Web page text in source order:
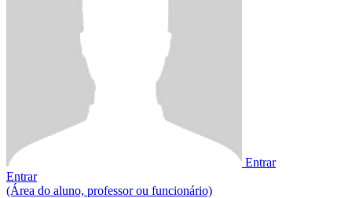
Entrar
Entrar
(Área do aluno, professor ou funcionário)